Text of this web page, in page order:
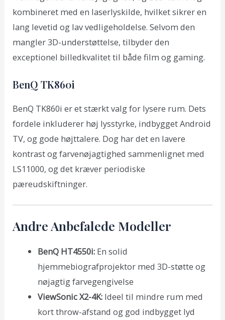
kombineret med en laserlyskilde, hvilket sikrer en
lang levetid og lav vedligeholdelse. Selvom den
mangler 3D-understøttelse, tilbyder den
exceptionel billedkvalitet til både film og gaming.
BenQ TK860i
BenQ TK860i er et stærkt valg for lysere rum. Dets
fordele inkluderer høj lysstyrke, indbygget Android
TV, og gode højttalere. Dog har det en lavere
kontrast og farvenøjagtighed sammenlignet med
LS11000, og det kræver periodiske
pæreudskiftninger.
Andre Anbefalede Modeller
BenQ HT4550i:En solid
hjemmebiografprojektor med 3D-støtte og
nøjagtig farvegengivelse
ViewSonic X2-4K:Ideel til mindre rum med
kort throw-afstand og god indbygget lyd